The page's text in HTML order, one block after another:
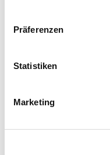
Präferenzen
Statistiken
Marketing
Herpesviren wie HHV-